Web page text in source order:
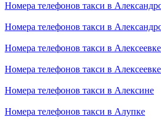
Номера телефонов такси в
Номера телефонов такси в
Номера телефонов такси в
Номера телефонов такси в
Номера телефонов такси в Алексине
Номера телефонов такси в Алупке